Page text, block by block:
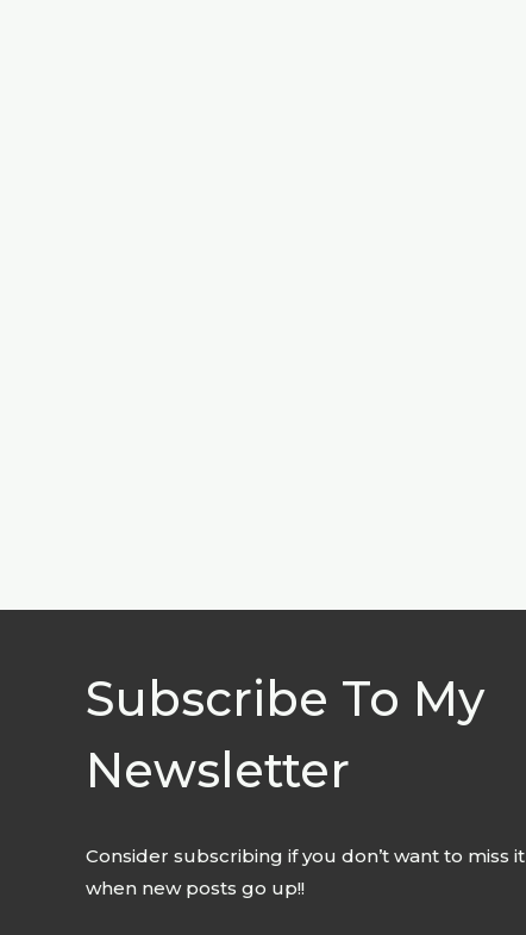
Subscribe To My
Newsletter
Consider subscribing if you don’t want to miss it
when new posts go up!!